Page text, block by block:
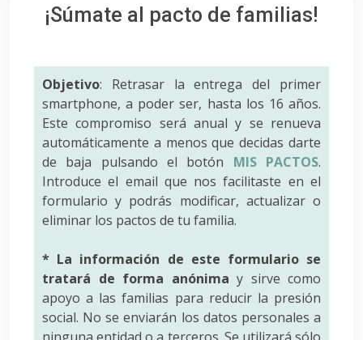
¡Súmate al pacto de familias!
Objetivo: Retrasar la entrega del primer
smartphone, a poder ser, hasta los 16 años.
Este compromiso será anual y se renueva
automáticamente a menos que decidas darte
de baja pulsando el botón MIS PACTOS.
Introduce el email que nos facilitaste en el
formulario y podrás modificar, actualizar o
eliminar los pactos de tu familia.
* La información de este formulario se
tratará de forma anónima y sirve como
apoyo a las familias para reducir la presión
social. No se enviarán los datos personales a